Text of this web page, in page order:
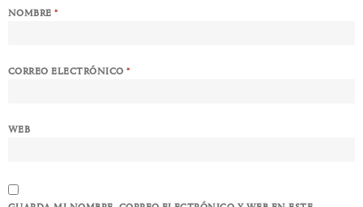
NOMBRE*
CORREO ELECTRÓNICO*
WEB